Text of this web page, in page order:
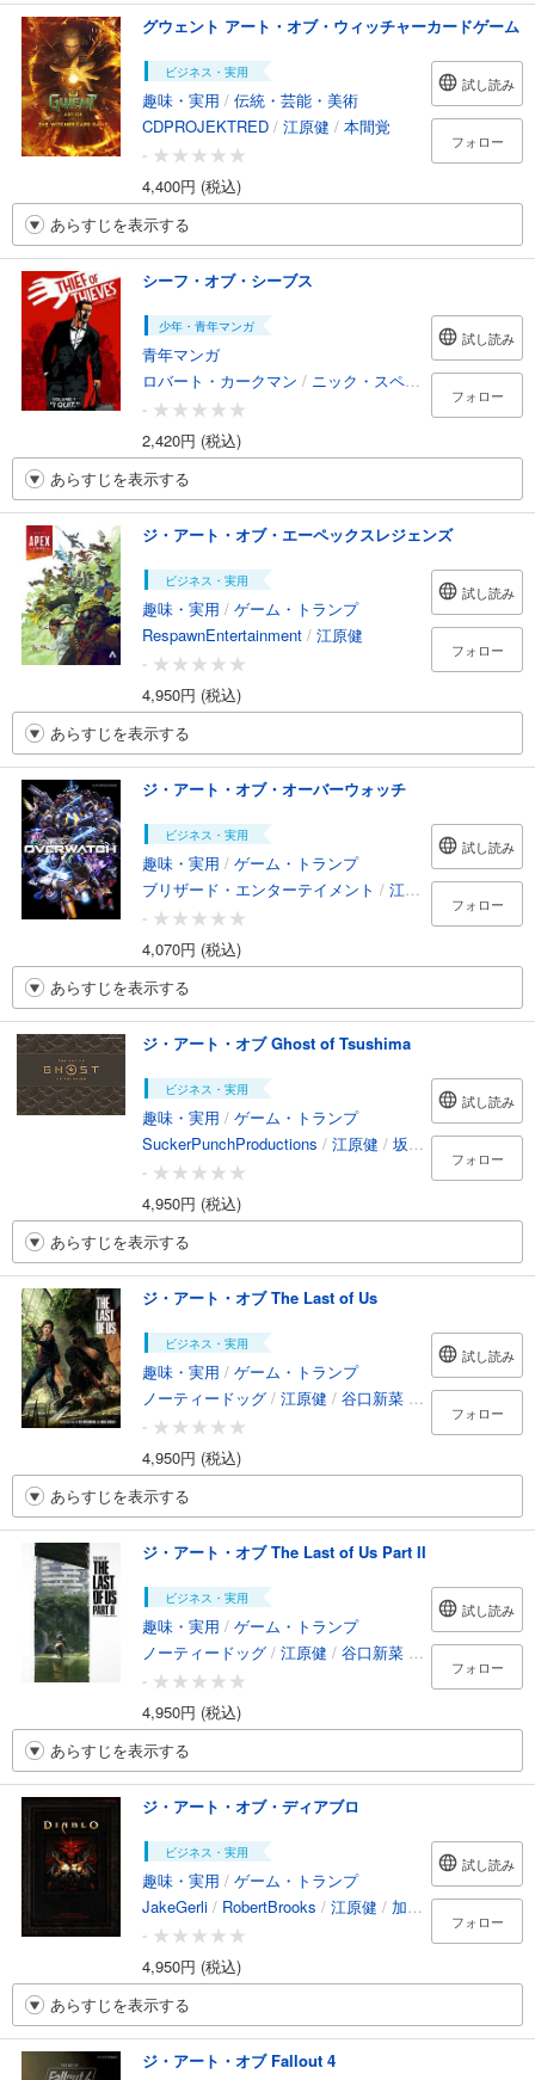
グウェント アート・オブ・ウィッチャーカードゲーム
ビジネス・実用
趣味・実用 / 伝統・芸能・美術
CDPROJEKTRED / 江原健 / 本間覚
-
4,400円 (税込)
試し読み
フォロー
あらすじを表示する
シーフ・オブ・シーブス
少年・青年マンガ
青年マンガ
ロバート・カークマン / ニック・スペンサー /江原健
-
2,420円 (税込)
試し読み
フォロー
あらすじを表示する
ジ・アート・オブ・エーペックスレジェンズ
ビジネス・実用
趣味・実用 / ゲーム・トランプ
RespawnEntertainment / 江原健
-
4,950円 (税込)
試し読み
フォロー
あらすじを表示する
ジ・アート・オブ・オーバーウォッチ
ビジネス・実用
趣味・実用 / ゲーム・トランプ
ブリザード・エンターテイメント / 江原健
-
4,070円 (税込)
試し読み
フォロー
あらすじを表示する
ジ・アート・オブ Ghost of Tsushima
ビジネス・実用
趣味・実用 / ゲーム・トランプ
SuckerPunchProductions / 江原健 / 坂井大剛 /石立大介
-
4,950円 (税込)
試し読み
フォロー
あらすじを表示する
ジ・アート・オブ The Last of Us
ビジネス・実用
趣味・実用 / ゲーム・トランプ
ノーティードッグ / 江原健 / 谷口新菜
八巻里沙
-
4,950円 (税込)
試し読み
フォロー
あらすじを表示する
ジ・アート・オブ The Last of Us Part II
ビジネス・実用
趣味・実用 / ゲーム・トランプ
ノーティードッグ / 江原健 / 谷口新菜
八巻里沙
-
4,950円 (税込)
試し読み
フォロー
あらすじを表示する
ジ・アート・オブ・ディアブロ
ビジネス・実用
趣味・実用 / ゲーム・トランプ
JakeGerli / RobertBrooks / 江原健 / 加藤顕
-
4,950円 (税込)
試し読み
フォロー
あらすじを表示する
ジ・アート・オブ Fallout 4